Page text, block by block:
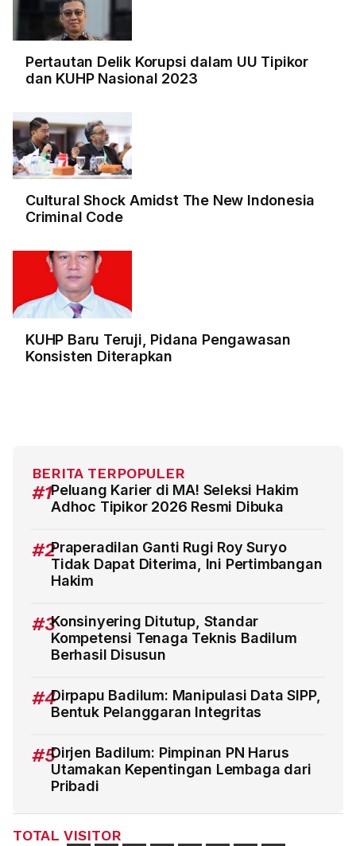
Pertautan Delik Korupsi dalam UU Tipikor
dan KUHP Nasional 2023
Cultural Shock Amidst The New Indonesia
Criminal Code
KUHP Baru Teruji, Pidana Pengawasan
Konsisten Diterapkan
BERITA TERPOPULER
#1Peluang Karier di MA! Seleksi Hakim
Adhoc Tipikor 2026 Resmi Dibuka
#2Praperadilan Ganti Rugi Roy Suryo
Tidak Dapat Diterima, Ini Pertimbangan
Hakim
#3Konsinyering Ditutup, Standar
Kompetensi Tenaga Teknis Badilum
Berhasil Disusun
#4Dirpapu Badilum: Manipulasi Data SIPP,
Bentuk Pelanggaran Integritas
#5Dirjen Badilum: Pimpinan PN Harus
Utamakan Kepentingan Lembaga dari
Pribadi
TOTAL VISITOR